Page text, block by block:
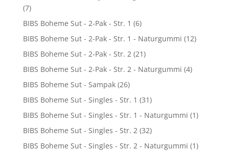
(7)
BIBS Boheme Sut - 2-Pak - Str. 1 (6)
BIBS Boheme Sut - 2-Pak - Str. 1 - Naturgummi (12)
BIBS Boheme Sut - 2-Pak - Str. 2 (21)
BIBS Boheme Sut - 2-Pak - Str. 2 - Naturgummi (4)
BIBS Boheme Sut - Sampak (26)
BIBS Boheme Sut - Singles - Str. 1 (31)
BIBS Boheme Sut - Singles - Str. 1 - Naturgummi (1)
BIBS Boheme Sut - Singles - Str. 2 (32)
BIBS Boheme Sut - Singles - Str. 2 - Naturgummi (1)